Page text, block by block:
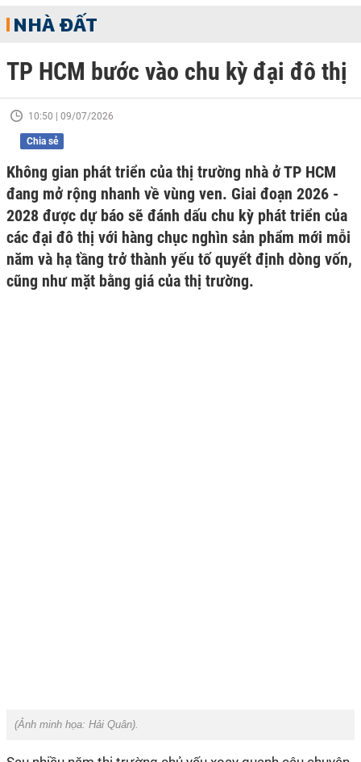
NHÀ ĐẤT
TP HCM bước vào chu kỳ đại đô thị
10:50 | 09/07/2026
Chia sẻ
Không gian phát triển của thị trường nhà ở TP HCM
đang mở rộng nhanh về vùng ven. Giai đoạn 2026 -
2028 được dự báo sẽ đánh dấu chu kỳ phát triển của
các đại đô thị với hàng chục nghìn sản phẩm mới mỗi
năm và hạ tầng trở thành yếu tố quyết định dòng vốn,
cũng như mặt bằng giá của thị trường.
(Ảnh minh họa: Hải Quân).